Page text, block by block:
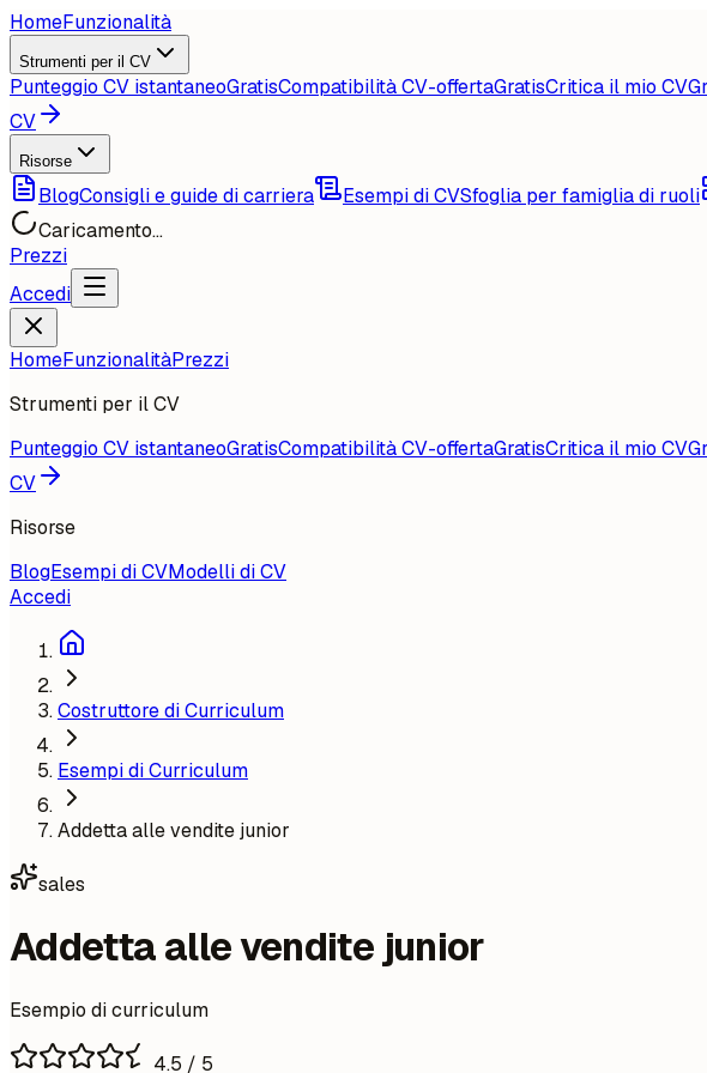
HomeFunzionalità
Strumenti per il CV
Punteggio CV istantaneoGratisCompatibilità CV-offertaGratisCritica il mio CV
CV
Risorse
BlogConsigli e guide di carriera Esempi di CVSfoglia per famiglia di ruoli
Caricamento...
Prezzi
Accedi
HomeFunzionalitàPrezzi
Strumenti per il CV
Punteggio CV istantaneoGratisCompatibilità CV-offertaGratisCritica il mio CV
CV
Risorse
BlogEsempi di CVModelli di CV
Accedi
Costruttore di Curriculum
Esempi di Curriculum
Addetta alle vendite junior
sales
Addetta alle vendite junior
Esempio di curriculum
4.5 / 5